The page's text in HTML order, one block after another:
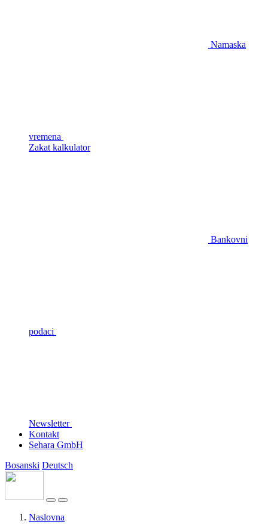
Namaska
vremena
Zakat kalkulator
Bankovni
podaci
Newsletter
Kontakt
Sehara GmbH
Bosanski Deutsch
Naslovna